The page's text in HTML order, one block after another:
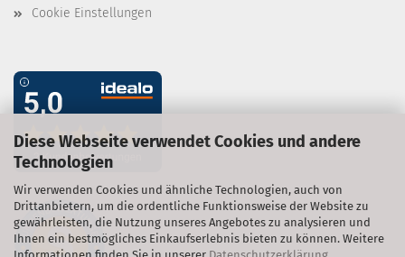
Diese Webseite verwendet Cookies und andere
Technologien
Wir verwenden Cookies und ähnliche Technologien, auch von
Drittanbietern, um die ordentliche Funktionsweise der Website zu
gewährleisten, die Nutzung unseres Angebotes zu analysieren und
Ihnen ein bestmögliches Einkaufserlebnis bieten zu können. Weitere
Informationen finden Sie in unserer Datenschutzerklärung
Cookie Einstellungen